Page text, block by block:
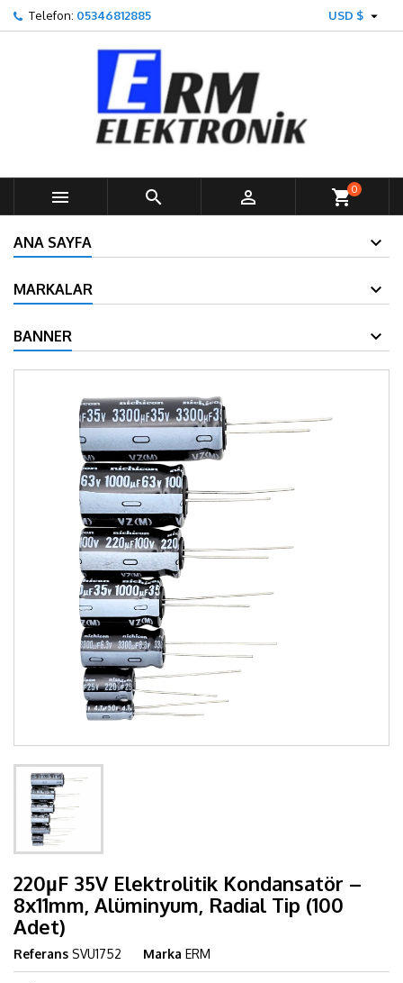
Telefon: 05346812885 USD $ 
   shopping_cart0
ANA SAYFA
MARKALAR
BANNER
220µF 35V Elektrolitik Kondansatör –
8x11mm, Alüminyum, Radial Tip (100
Adet)
Referans SVU1752 Marka ERM